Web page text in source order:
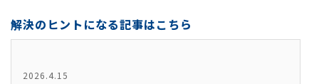
解決のヒントになる記事はこちら
2026.4.15